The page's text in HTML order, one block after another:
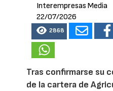
Interempresas Media
22/07/2026
2868
Tras confirmarse su
de la cartera de